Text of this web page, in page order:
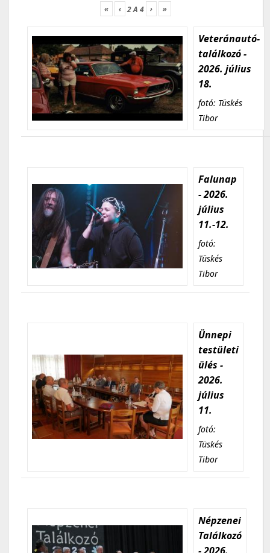
« ‹ 2A 4 › »
Veteránautó-
találkozó -
2026. július
18.
fotó: Tüskés
Tibor
Falunap
- 2026.
július
11.-12.
fotó:
Tüskés
Tibor
Ünnepi
testületi
ülés -
2026.
július
11.
fotó:
Tüskés
Tibor
Népzenei
Találkozó